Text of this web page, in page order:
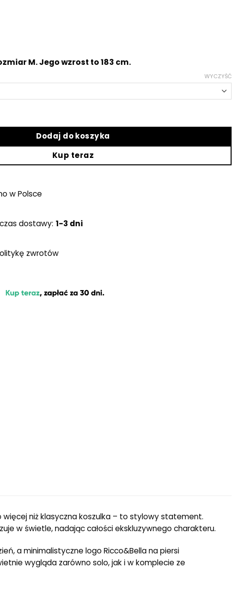
M. Jego wzrost to 183 cm.
WYCZYŚĆ
Twins
Dodaj do koszyka
Kup teraz
w Polsce
dostawy: 1-3 dni
zwrotów
niż klasyczna koszulka – to stylowy statement.
w świetle, nadając całości ekskluzywnego charakteru.
a minimalistyczne logo Ricco&Bella na piersi
wygląda zarówno solo, jak i w komplecie ze